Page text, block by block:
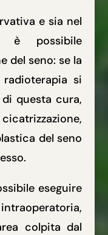
e sia nel
è possibile
del seno: se la
si
questa cura,
del seno
eseguire
colpita dal